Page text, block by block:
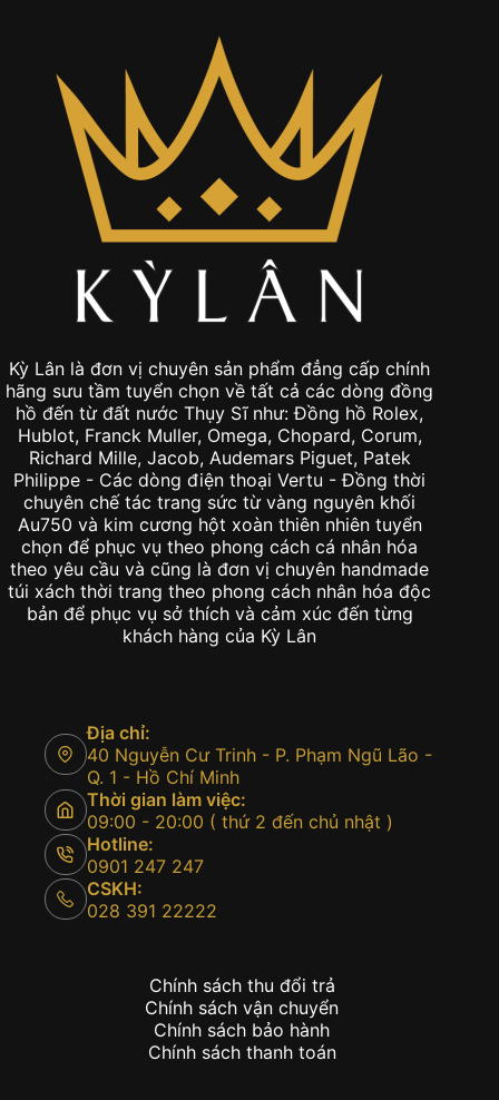
Kỳ Lân là đơn vị chuyên sản phẩm đẳng cấp chính
hãng sưu tầm tuyển chọn về tất cả các dòng đồng
hồ đến từ đất nước Thụy Sĩ như: Đồng hồ Rolex,
Hublot, Franck Muller, Omega, Chopard, Corum,
Richard Mille, Jacob, Audemars Piguet, Patek
Philippe - Các dòng điện thoại Vertu - Đồng thời
chuyên chế tác trang sức từ vàng nguyên khối
Au750 và kim cương hột xoàn thiên nhiên tuyển
chọn để phục vụ theo phong cách cá nhân hóa
theo yêu cầu và cũng là đơn vị chuyên handmade
túi xách thời trang theo phong cách nhân hóa độc
bản để phục vụ sở thích và cảm xúc đến từng
khách hàng của Kỳ Lân
Địa chỉ:
40 Nguyễn Cư Trinh - P. Phạm Ngũ Lão -
Q. 1 - Hồ Chí Minh
Thời gian làm việc:
09:00 - 20:00 ( thứ 2 đến chủ nhật )
Hotline:
0901 247 247
CSKH:
028 391 22222
Chính sách thu đổi trả
Chính sách vận chuyển
Chính sách bảo hành
Chính sách thanh toán